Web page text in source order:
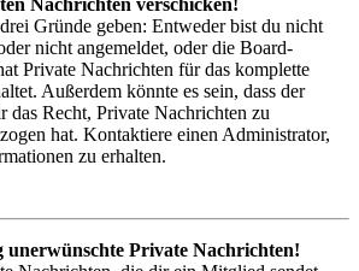
Nachrichten verschicken!
Gründe geben: Entweder bist du nicht
nicht angemeldet, oder die Board-
Private Nachrichten für das komplette
Außerdem könnte es sein, dass der
das Recht, Private Nachrichten zu
hat. Kontaktiere einen Administrator,
zu erhalten.
unerwünschte Private Nachrichten!